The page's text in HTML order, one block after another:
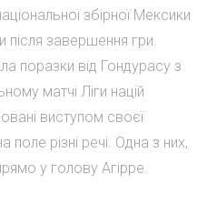
збірної Мексики
після завершення гри.
поразки від Гондурасу з
матчі Ліги націй
виступом своєї
різні речі. Одна з них,
у голову Агірре.